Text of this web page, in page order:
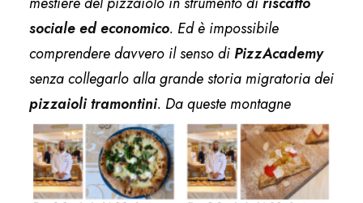
sociale ed economico. Ed è impossibile
comprendere davvero il senso di PizzAcademy
senza collegarlo alla grande storia migratoria dei
pizzaiolitramontini. Da queste montagne